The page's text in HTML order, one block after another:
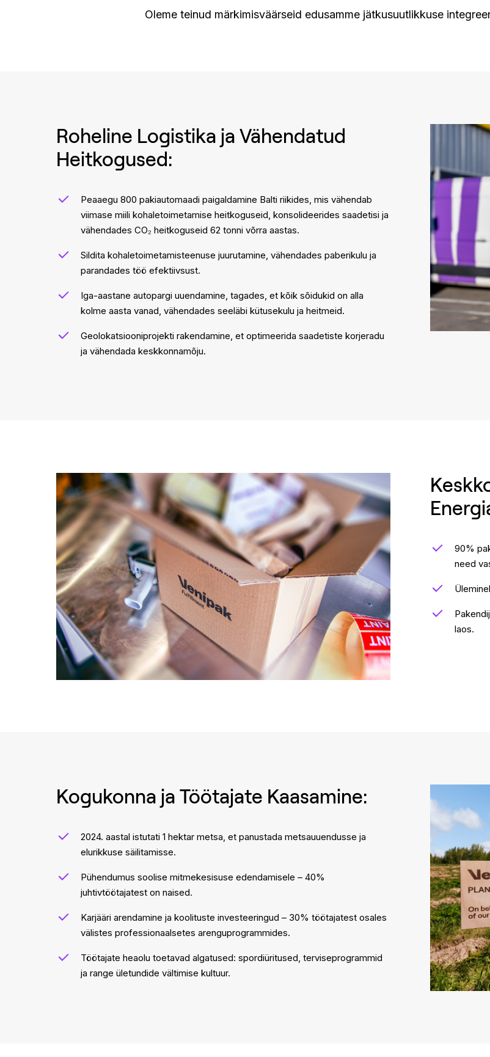
Oleme teinud märkimisväärseid edusamme jätkusuutlikkuse
Roheline Logistika ja Vähendatud
Heitkogused:
Peaaegu 800 pakiautomaadi paigaldamine Balti riikides, mis vähendab
viimase miili kohaletoimetamise heitkoguseid, konsolideerides saadetisi ja
vähendades CO₂ heitkoguseid 62 tonni võrra aastas.
Sildita kohaletoimetamisteenuse juurutamine, vähendades paberikulu ja
parandades töö efektiivsust.
Iga-aastane autopargi uuendamine, tagades, et kõik sõidukid on alla
kolme aasta vanad, vähendades seeläbi kütusekulu ja heitmeid.
Geolokatsiooniprojekti rakendamine, et optimeerida saadetiste korjeradu
ja vähendada keskkonnamõju.
90%
need
laos.
Kogukonna ja Töötajate Kaasamine:
2024. aastal istutati 1 hektar metsa, et panustada metsauuendusse ja
elurikkuse säilitamisse.
Pühendumus soolise mitmekesisuse edendamisele – 40%
juhtivtöötajatest on naised.
Karjääri arendamine ja koolituste investeeringud – 30% töötajatest osales
välistes professionaalsetes arenguprogrammides.
Töötajate heaolu toetavad algatused: spordiüritused, terviseprogrammid
ja range ületundide vältimise kultuur.